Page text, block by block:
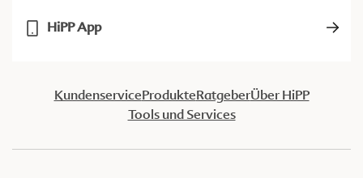
HiPP App
KundenserviceProdukteRatgeberÜber HiPP
Tools und Services